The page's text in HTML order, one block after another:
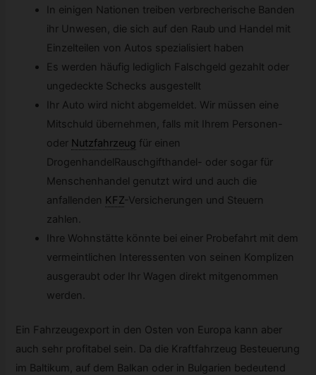
In einigen Nationen treiben verbrecherische Banden
ihr Unwesen, die sich auf den Raub und Handel mit
Einzelteilen von Autos spezialisiert haben
Es werden häufig lediglich Falschgeld gezahlt oder
ungedeckte Schecks ausgestellt
Ihr Auto wird nicht abgemeldet. Wir müssen eine
Mitschuld übernehmen, falls mit Ihrem Personen-
oder Nutzfahrzeug für einen
DrogenhandelRauschgifthandel- oder sogar für
Menschenhandel genutzt wird und auch die
anfallenden KFZ-Versicherungen und Steuern
zahlen.
Ihre Wohnstätte könnte bei einer Probefahrt mit dem
vermeintlichen Interessenten von seinen Komplizen
ausgeraubt oder Ihr Wagen direkt mitgenommen
werden.
Ein Fahrzeugexport in den Osten von Europa kann aber
auch sehr profitabel sein. Da die Kraftfahrzeug Besteuerung
im Baltikum, auf dem Balkan oder in Bulgarien bedeutend